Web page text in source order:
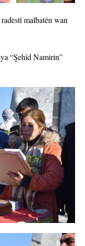
malbatên wan
“Şehîd Namirin”